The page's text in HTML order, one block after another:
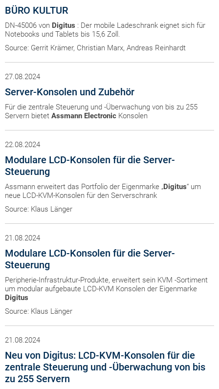
BÜRO KULTUR
DN-45006 von Digitus : Der mobile Ladeschrank eignet sich für
Notebooks und Tablets bis 15,6 Zoll.
Source: Gerrit Krämer, Christian Marx, Andreas Reinhardt
27.08.2024
Server-Konsolen und Zubehör
Für die zentrale Steuerung und -Überwachung von bis zu 255
Servern bietet Assmann Electronic Konsolen
22.08.2024
Modulare LCD-Konsolen für die Server-
Steuerung
Assmann erweitert das Portfolio der Eigenmarke „Digitus“ um
neue LCD-KVM-Konsolen für den Serverschrank
Source: Klaus Länger
21.08.2024
Modulare LCD-Konsolen für die Server-
Steuerung
Peripherie-Infrastruktur-Produkte, erweitert sein KVM -Sortiment
um modular aufgebaute LCD-KVM Konsolen der Eigenmarke
Digitus
Source: Klaus Länger
21.08.2024
Neu von Digitus: LCD-KVM-Konsolen für die
zentrale Steuerung und -Überwachung von bis
zu 255 Servern